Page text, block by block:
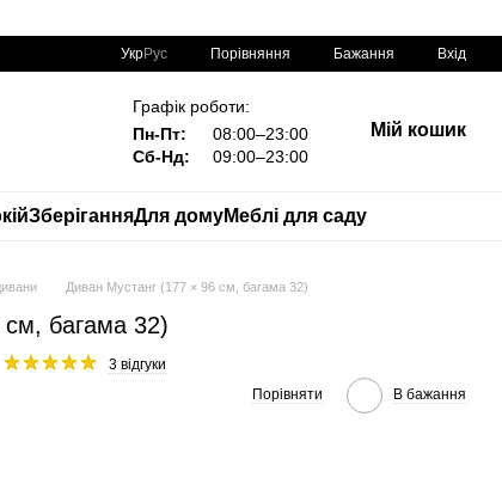
УкрРус Порівняння Бажання Вхід
Графік роботи:
Пн-Пт:
08:00–23:00
Сб-Нд:
09:00–23:00
Мій кошик
ЗберіганняДля домуМеблі для саду
Диван Мустанг (177 × 96 см, багама 32)
багама 32)
3 відгуки
Порівняти В бажання